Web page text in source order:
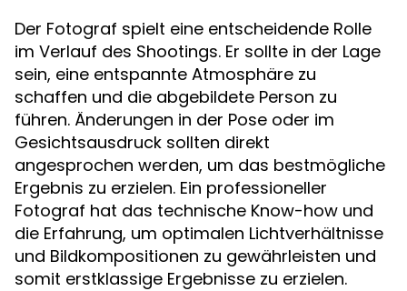
Der Fotograf spielt eine entscheidende Rolle
im Verlauf des Shootings. Er sollte in der Lage
sein, eine entspannte Atmosphäre zu
schaffen und die abgebildete Person zu
führen. Änderungen in der Pose oder im
Gesichtsausdruck sollten direkt
angesprochen werden, um das bestmögliche
Ergebnis zu erzielen. Ein professioneller
Fotograf hat das technische Know-how und
die Erfahrung, um optimalen Lichtverhältnisse
und Bildkompositionen zu gewährleisten und
somit erstklassige Ergebnisse zu erzielen.